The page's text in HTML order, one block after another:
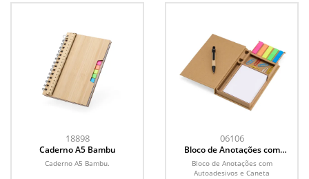
18898
Caderno A5 Bambu
Caderno A5 Bambu.
06106
Bloco de Anotações com
Autoadesivos e Caneta
Bloco de Anotações com
Autoadesivos e Caneta